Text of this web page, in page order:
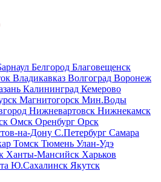
Белгород Благовещенск
Владикавказ Волгоград Воронеж
Калининград Кемерово
Магнитогорск Мин.Воды
Нижневартовск Нижнекамск
Омск Оренбург Орск
на-Дону С.Петербург Самара
Томск Тюмень Улан-Удэ
Ханты-Мансийск Харьков
Ю.Сахалинск Якутск